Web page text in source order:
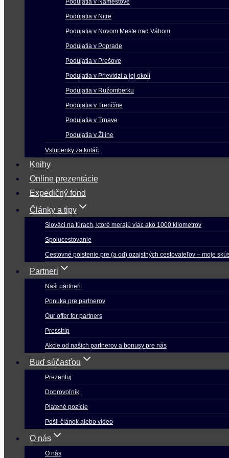
Podujatia v Námestove
Podujatia v Nitre
Podujatia v Novom Meste nad Váhom
Podujatia v Poprade
Podujatia v Prešove
Podujatia v Prievidzi a jej okolí
Podujatia v Ružomberku
Podujatia v Trenčíne
Podujatia v Trnave
Podujatia v Žiline
Vstupenky za koláč
Knihy
Online prezentácie
Expedičný fond
Články a tipy
Slováci na túrach, ktoré merajú viac ako 1000 kilometrov
Spolucestovanie
Cestovné poistenie pre (a od) ozajstných cestovateľov – moje
Partneri
Naši partneri
Ponuka pre partnerov
Our offer for partners
Presstrip
Akcie od našich partnerov a bonusy pre nás
Buď súčasťou
Prezentuj
Dobrovoľník
Platené pozície
Pošli článok alebo video
O nás
O nás